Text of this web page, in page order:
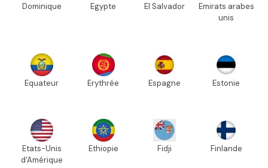
Dominique Egypte El Salvador
Emirats arabes
unis
Equateur Erythrée Espagne Estonie
Etats-Unis
d'Amérique
Ethiopie Fidji Finlande